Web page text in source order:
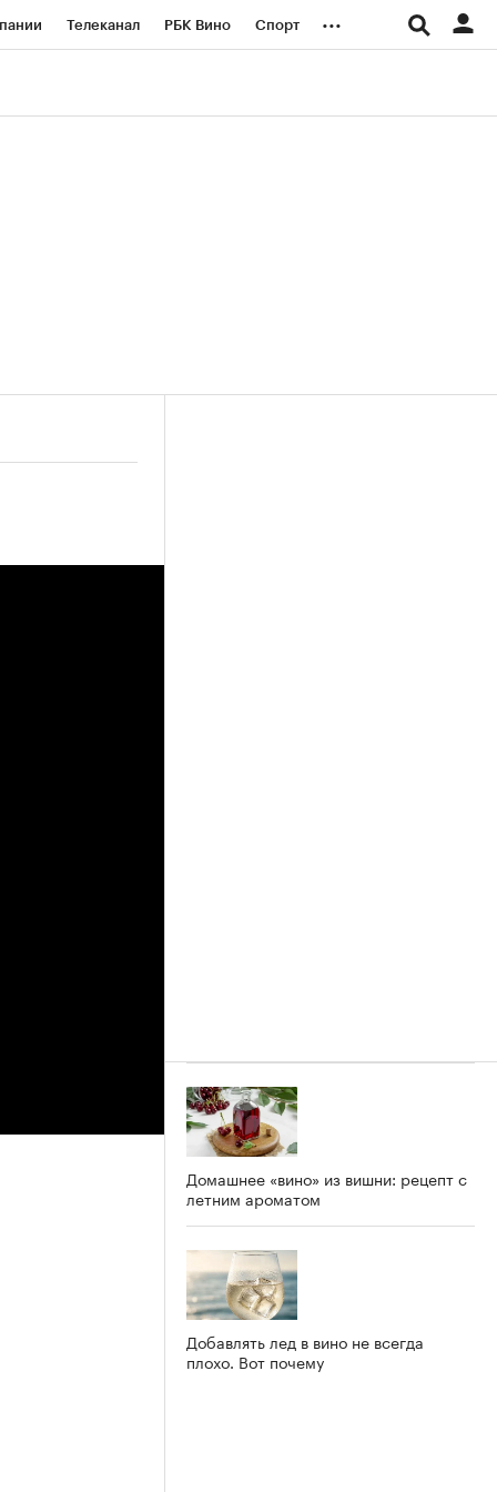
Телеканал РБК Вино Спорт ...
Домашнее «вино» из вишни: рецепт с
летним ароматом
Добавлять лед в вино не всегда
плохо. Вот почему